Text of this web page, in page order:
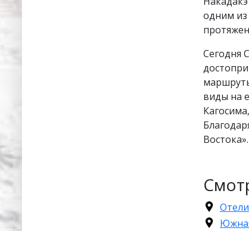
одним из
Сегодня
виды на
Востока».
Отели